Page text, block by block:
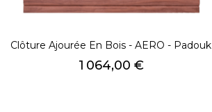
Clôture Ajourée En Bois - AERO - Padouk
Prix
1 064,00 €